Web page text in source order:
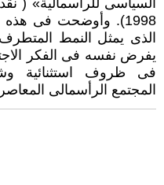
السياسى للرأسمالية» (
1998). وأوضحت فى هذه
الذى يمثل النمط
يفرض نفسه فى الفكر
فى ظروف استثنائية
المجتمع الرأسمالى